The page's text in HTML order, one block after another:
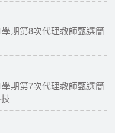
期第8次代理教師甄選簡
期第7次代理教師甄選簡